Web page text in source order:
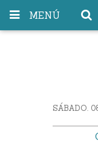
MENÚ
SÁBADO.